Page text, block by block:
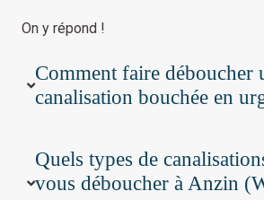
On y répond !
Comment faire déboucher
canalisation bouchée en
Quels types de
vous déboucher à Anzin